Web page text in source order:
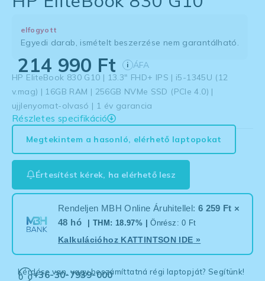
elfogyott
Egyedi darab, ismételt beszerzése nem garantálható.
214 990 Ft i ÁFA
HP EliteBook 830 G10 | 13.3″ FHD+ IPS | i5-1345U (12
v.mag) | 16GB RAM | 256GB NVMe SSD (PCIe 4.0) |
ujjlenyomat-olvasó | 1 év garancia
Részletes specifikáció
Megtekintem a hasonló, elérhető laptopokat
Értesítést kérek, ha elérhető lesz
Rendeljen MBH Online Áruhitellel: 6 259 Ft ×
48 hó
| THM: 18.97% |Önrész: 0 Ft
Kalkulációhoz KATTINTSON IDE »
Kérdése van, vagy beszámíttatná régi laptopját? Segítünk!
+36-30-7939-000